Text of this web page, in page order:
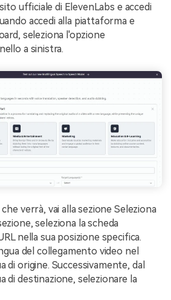
ufficiale di ElevenLabs e accedi
accedi alla piattaforma e
seleziona l'opzione
a sinistra.
verrà, vai alla sezione Seleziona
seleziona la scheda
nella sua posizione specifica.
del collegamento video nel
di origine. Successivamente, dal
di destinazione, selezionare la